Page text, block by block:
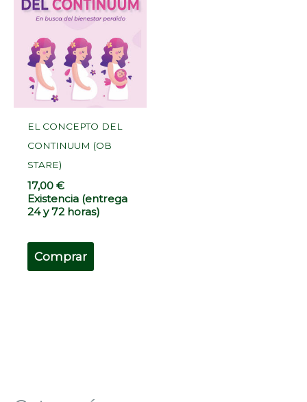
EL CONCEPTO DEL
CONTINUUM (OB
STARE)
17,00€
Existencia (entrega
24 y 72 horas)
Comprar